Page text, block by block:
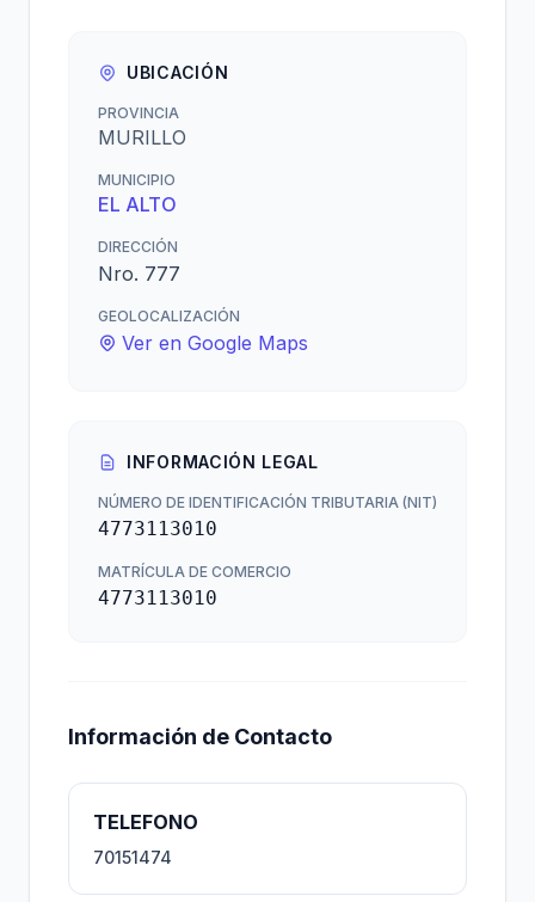
UBICACIÓN
PROVINCIA
MURILLO
MUNICIPIO
EL ALTO
DIRECCIÓN
Nro. 777
GEOLOCALIZACIÓN
Ver en Google Maps
INFORMACIÓN LEGAL
NÚMERO DE IDENTIFICACIÓN TRIBUTARIA (NIT)
4773113010
MATRÍCULA DE COMERCIO
4773113010
Información de Contacto
TELEFONO
70151474